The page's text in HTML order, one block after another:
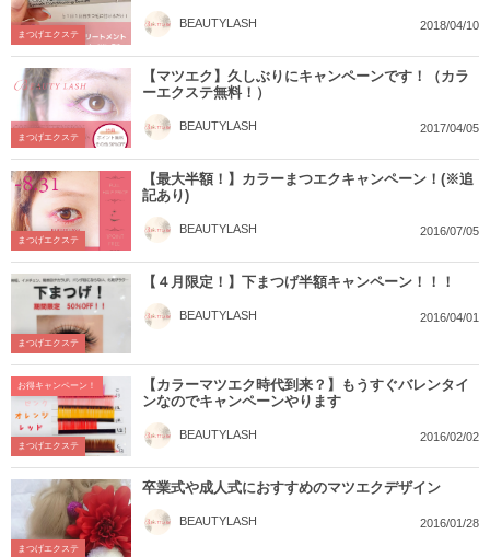
まつげエクステ
BEAUTYLASH 2018/04/10
まつげエクステ
【マツエク】久しぶりにキャンペーンです！（カラ
ーエクステ無料！）
BEAUTYLASH 2017/04/05
まつげエクステ
【最大半額！】カラーまつエクキャンペーン！(※追
記あり)
BEAUTYLASH 2016/07/05
まつげエクステ
【４月限定！】下まつげ半額キャンペーン！！！
BEAUTYLASH 2016/04/01
お得キャンペーン！
まつげエクステ
【カラーマツエク時代到来？】もうすぐバレンタイ
ンなのでキャンペーンやります
BEAUTYLASH 2016/02/02
まつげエクステ
卒業式や成人式におすすめのマツエクデザイン
BEAUTYLASH 2016/01/28